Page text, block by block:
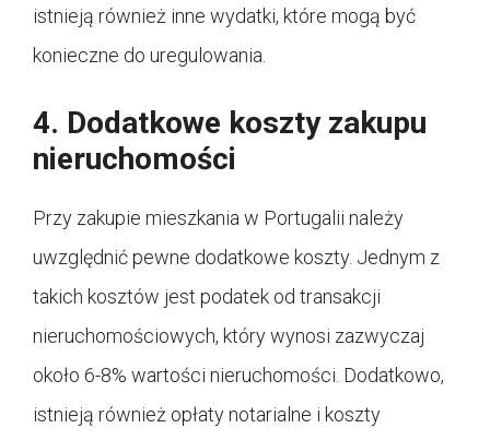
istnieją również inne wydatki, które mogą być
konieczne do uregulowania.
4. Dodatkowe koszty zakupu
nieruchomości
Przy zakupie mieszkania w Portugalii należy
uwzględnić pewne dodatkowe koszty. Jednym z
takich kosztów jest podatek od transakcji
nieruchomościowych, który wynosi zazwyczaj
około 6-8% wartości nieruchomości. Dodatkowo,
istnieją również opłaty notarialne i koszty